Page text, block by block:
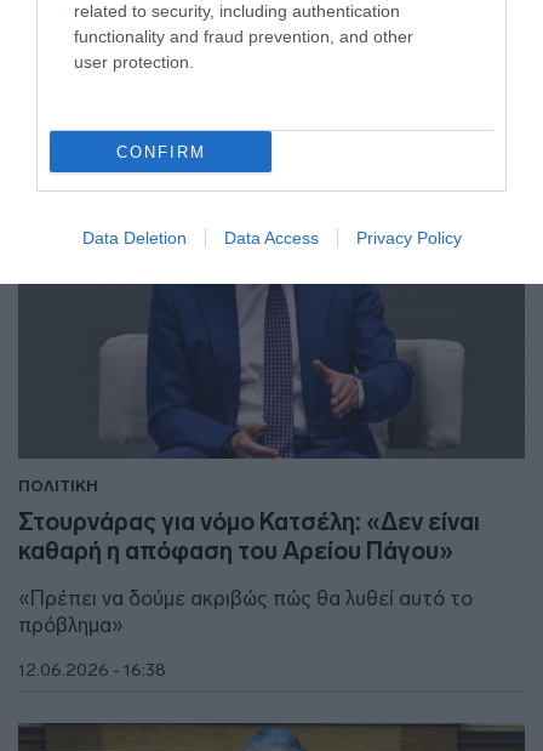
related to security, including authentication
functionality and fraud prevention, and other
user protection.
CONFIRM
Data Deletion Data Access Privacy Policy
Τι ανέφερε η ανακοίνωση
15.06.2026 - 15:50
ΠΟΛΙΤΙΚΗ
Στουρνάρας για νόμο Κατσέλη: «Δεν είναι
καθαρή η απόφαση του Αρείου Πάγου»
«Πρέπει να δούμε ακριβώς πώς θα λυθεί αυτό το
πρόβλημα»
12.06.2026 - 16:38